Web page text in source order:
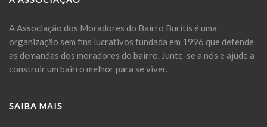
A Associação dos Moradores do Bairro Buritis é uma
organização sem fins lucrativos fundada em 1996 que defende
as demandas dos moradores do bairro. Junte-se a nós e ajude a
construir um bairro melhor para se viver.
SAIBA MAIS